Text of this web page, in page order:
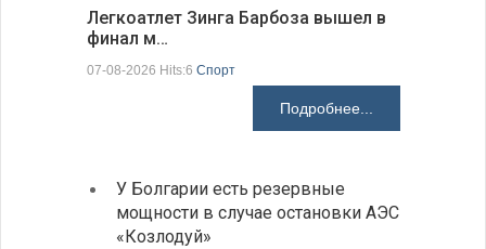
Легкоатлет Зинга Барбоза вышел в
финал м…
07-08-2026 Hits:6 Спорт
Подробнее...
У Болгарии есть резервные
мощности в случае остановки АЭС
«Козлодуй»